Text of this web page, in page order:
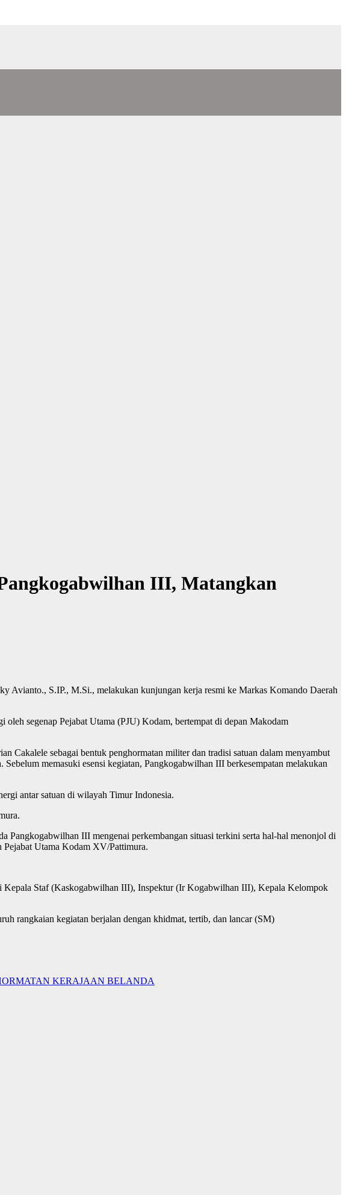
III, Matangkan
S.IP., M.Si., melakukan kunjungan kerja resmi ke Markas Komando Daerah
segenap Pejabat Utama (PJU) Kodam, bertempat di depan Makodam
Cakalele sebagai bentuk penghormatan militer dan tradisi satuan dalam menyambut
memasuki esensi kegiatan, Pangkogabwilhan III berkesempatan melakukan
antar satuan di wilayah Timur Indonesia.
III mengenai perkembangan situasi terkini serta hal-hal menonjol di
Utama Kodam XV/Pattimura.
Staf (Kaskogabwilhan III), Inspektur (Ir Kogabwilhan III), Kepala Kelompok
rangkaian kegiatan berjalan dengan khidmat, tertib, dan lancar (SM)
KERAJAAN BELANDA